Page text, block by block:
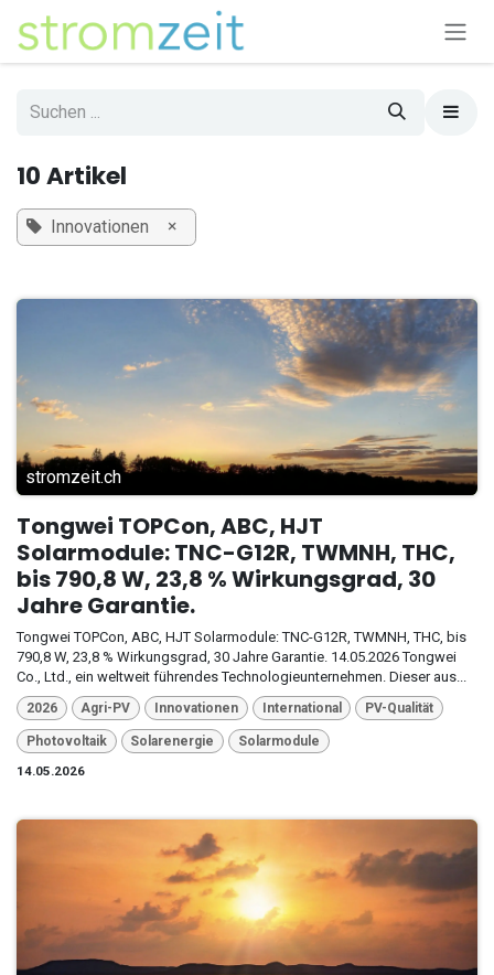
Zum Inhalt springen
10 Artikel
Innovationen ×
stromzeit.ch
Tongwei TOPCon, ABC, HJT
Solarmodule: TNC-G12R, TWMNH, THC,
bis 790,8 W, 23,8 % Wirkungsgrad, 30
Jahre Garantie.
Tongwei TOPCon, ABC, HJT Solarmodule: TNC-G12R, TWMNH, THC, bis
790,8 W, 23,8 % Wirkungsgrad, 30 Jahre Garantie. 14.05.2026 Tongwei
Co., Ltd., ein weltweit führendes Technologieunternehmen. Dieser aus...
2026 Agri-PV Innovationen International PV-Qualität
Photovoltaik Solarenergie
Solarmodule
14.05.2026